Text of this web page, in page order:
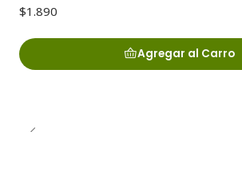
$1.890
Agregar al Carro